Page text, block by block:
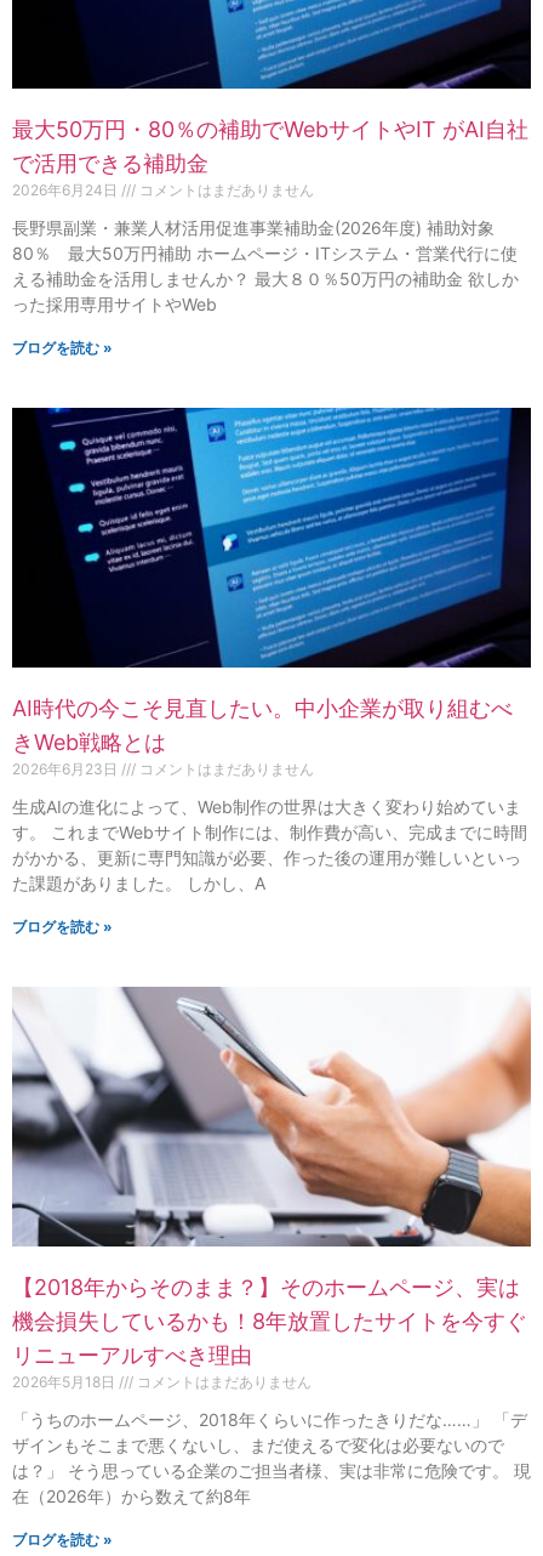
最大50万円・80％の補助でWebサイトやIT がAI自社
で活用できる補助金
2026年6月24日 コメントはまだありません
長野県副業・兼業人材活用促進事業補助金(2026年度) 補助対象
80％ 最大50万円補助 ホームページ・ITシステム・営業代行に使
える補助金を活用しませんか？ 最大８０％50万円の補助金 欲しか
った採用専用サイトやWeb
ブログを読む »
AI時代の今こそ見直したい。中小企業が取り組むべ
きWeb戦略とは
2026年6月23日 コメントはまだありません
生成AIの進化によって、Web制作の世界は大きく変わり始めていま
す。 これまでWebサイト制作には、制作費が高い、完成までに時間
がかかる、更新に専門知識が必要、作った後の運用が難しいといっ
た課題がありました。 しかし、A
ブログを読む »
【2018年からそのまま？】そのホームページ、実は
機会損失しているかも！8年放置したサイトを今すぐ
リニューアルすべき理由
2026年5月18日 コメントはまだありません
「うちのホームページ、2018年くらいに作ったきりだな……」 「デ
ザインもそこまで悪くないし、まだ使えるで変化は必要ないので
は？」 そう思っている企業のご担当者様、実は非常に危険です。 現
在（2026年）から数えて約8年
ブログを読む »